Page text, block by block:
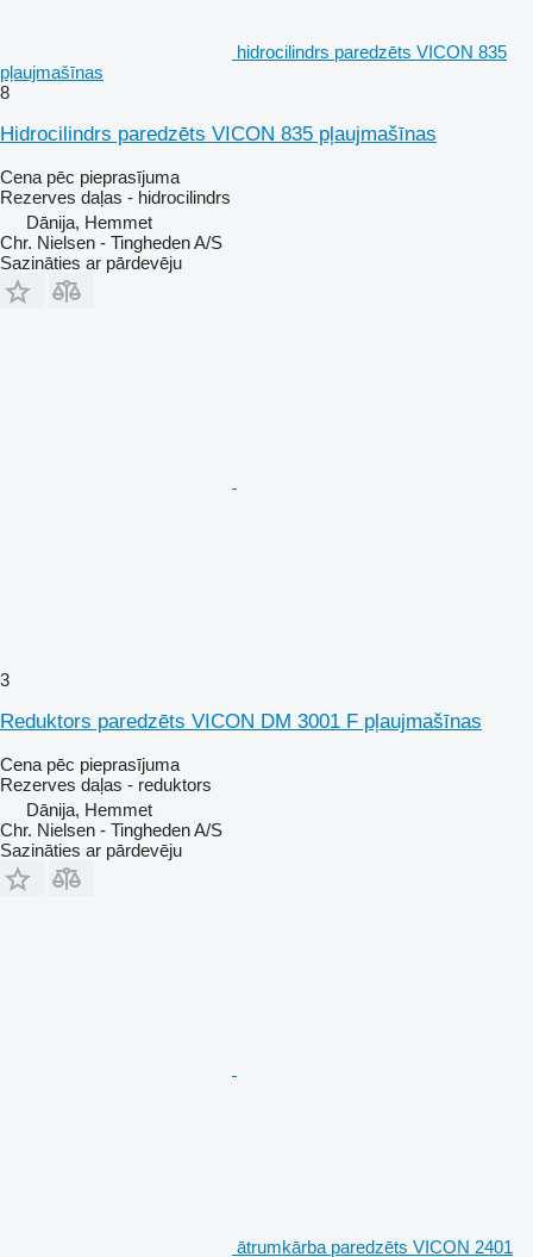
hidrocilindrs paredzēts VICON 835
pļaujmašīnas
8
Hidrocilindrs paredzēts VICON 835 pļaujmašīnas
Cena pēc pieprasījuma
Rezerves daļas - hidrocilindrs
Dānija, Hemmet
Chr. Nielsen - Tingheden A/S
Sazināties ar pārdevēju
3
Reduktors paredzēts VICON DM 3001 F pļaujmašīnas
Cena pēc pieprasījuma
Rezerves daļas - reduktors
Dānija, Hemmet
Chr. Nielsen - Tingheden A/S
Sazināties ar pārdevēju
ātrumkārba paredzēts VICON 2401